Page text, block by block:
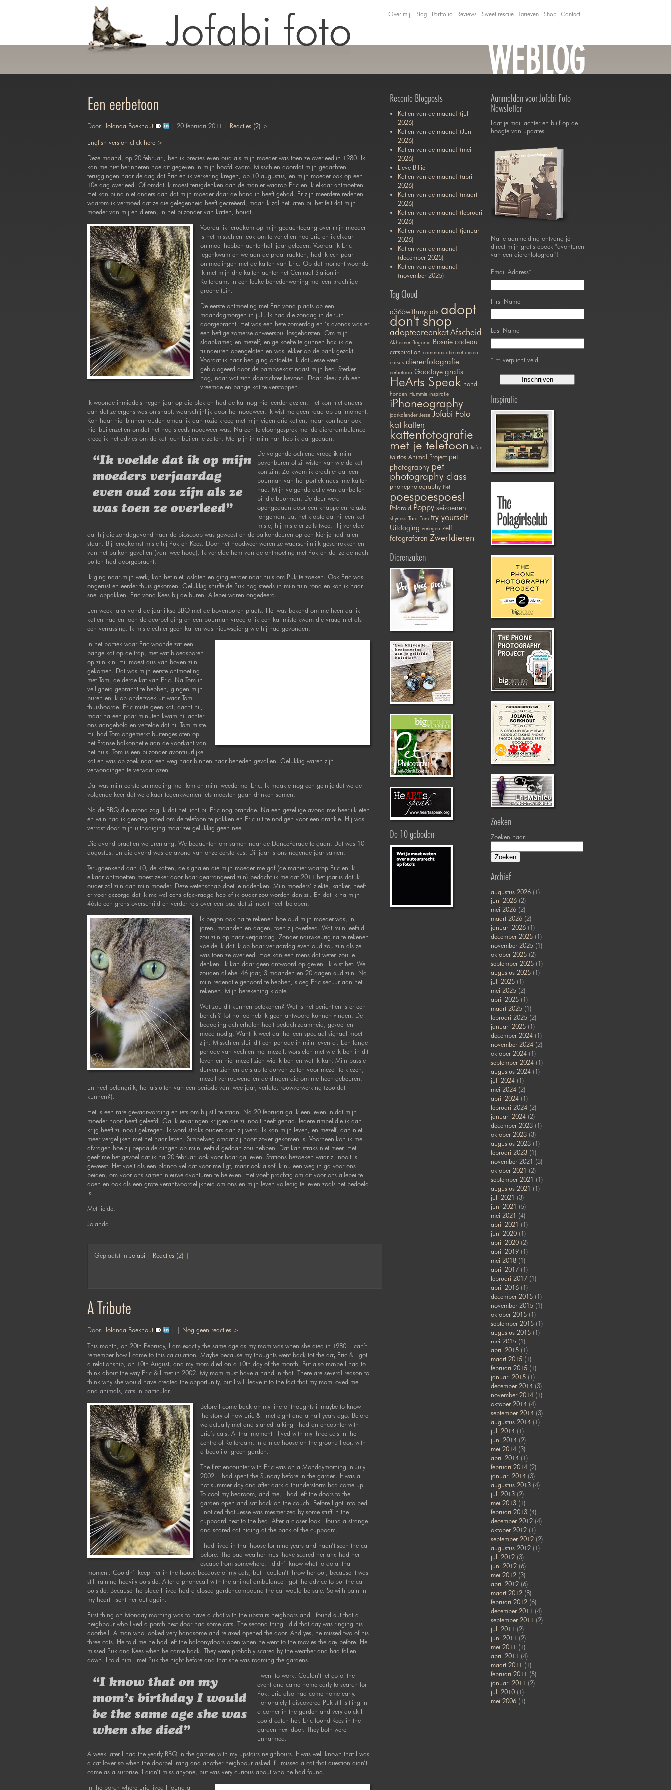
Over mij Blog Portfolio Reviews Sweet rescue Tarieven Shop Contact
WEBLOG
Een eerbetoon
Door: Jolanda Boekhout | 20 februari 2011 | Reacties (2) >
English version click here >
Deze maand, op 20 februari, ben ik precies even oud als mijn moeder was toen ze overleed in 1980. Ik
kan me niet herinneren hoe dit gegeven in mijn hoofd kwam. Misschien doordat mijn gedachten
teruggingen naar de dag dat Eric en ik verkering kregen, op 10 augustus, en mijn moeder ook op een
10e dag overleed. Of omdat ik moest terugdenken aan de manier waarop Eric en ik elkaar ontmoetten.
Het kan bijna niet anders dan dat mijn moeder daar de hand in heeft gehad. Er zijn meerdere redenen
waarom ik vermoed dat ze die gelegenheid heeft gecreëerd, maar ik zal het laten bij het feit dat mijn
moeder van mij en dieren, in het bijzonder van katten, houdt.
Voordat ik terugkom op mijn gedachtegang over mijn moeder
is het misschien leuk om te vertellen hoe Eric en ik elkaar
ontmoet hebben achtenhalf jaar geleden. Voordat ik Eric
tegenkwam en we aan de praat raakten, had ik een paar
ontmoetingen met de katten van Eric. Op dat moment woonde
ik met mijn drie katten achter het Centraal Station in
Rotterdam, in een leuke benedenwoning met een prachtige
groene tuin.
De eerste ontmoeting met Eric vond plaats op een
maandagmorgen in juli. Ik had die zondag in de tuin
doorgebracht. Het was een hete zomerdag en ’s avonds was er
een heftige zomerse onweersbui losgebarsten. Om mijn
slaapkamer, en mezelf, enige koelte te gunnen had ik de
tuindeuren opengelaten en was lekker op de bank gezakt.
Voordat ik naar bed ging ontdekte ik dat Jesse werd
gebiologeerd door de bamboekast naast mijn bed. Sterker
nog, naar wat zich daarachter bevond. Daar bleek zich een
vreemde en bange kat te verstoppen.
Ik woonde inmiddels negen jaar op die plek en had de kat nog niet eerder gezien. Het kon niet anders
dan dat ze ergens was ontsnapt, waarschijnlijk door het noodweer. Ik wist me geen raad op dat moment.
Kon haar niet binnenhouden omdat ik dan ruzie kreeg met mijn eigen drie katten, maar kon haar ook
niet buitenzetten omdat het nog steeds noodweer was. Na een telefoongesprek met de dierenambulance
kreeg ik het advies om de kat toch buiten te zetten. Met pijn in mijn hart heb ik dat gedaan.
“Ik voelde dat ik op mijn
moeders verjaardag
even oud zou zijn als ze
was toen ze overleed”
De volgende ochtend vroeg ik mijn
bovenburen of zij wisten van wie de kat
kon zijn. Zo kwam ik erachter dat een
buurman van het portiek naast me katten
had. Mijn volgende actie was aanbellen
bij die buurman. De deur werd
opengedaan door een knappe en relaxte
jongeman. Ja, het klopte dat hij een kat
miste, hij miste er zelfs twee. Hij vertelde
dat hij die zondagavond naar de bioscoop was geweest en de balkondeuren op een kiertje had laten
staan. Bij terugkomst miste hij Puk en Kees. Door het noodweer waren ze waarschijnlijk geschrokken en
van het balkon gevallen (van twee hoog). Ik vertelde hem van de ontmoeting met Puk en dat ze de nacht
buiten had doorgebracht.
Ik ging naar mijn werk, kon het niet loslaten en ging eerder naar huis om Puk te zoeken. Ook Eric was
ongerust en eerder thuis gekomen. Gelukkig snuffelde Puk nog steeds in mijn tuin rond en kon ik haar
snel oppakken. Eric vond Kees bij de buren. Allebei waren ongedeerd.
Een week later vond de jaarlijkse BBQ met de bovenburen plaats. Het was bekend om me heen dat ik
katten had en toen de deurbel ging en een buurman vroeg of ik een kat miste kwam die vraag niet als
een verrassing. Ik miste echter geen kat en was nieuwsgierig wie hij had gevonden.
In het portiek waar Eric woonde zat een
bange kat op de trap, met wat bloedsporen
op zijn kin. Hij moest dus van boven zijn
gekomen. Dat was mijn eerste ontmoeting
met Tom, de derde kat van Eric. Na Tom in
veiligheid gebracht te hebben, gingen mijn
buren en ik op onderzoek uit waar Tom
thuishoorde. Eric miste geen kat, dacht hij,
maar na een paar minuten kwam hij achter
ons aangehold en vertelde dat hij Tom miste.
Hij had Tom ongemerkt buitengesloten op
het Franse balkonnetje aan de voorkant van
het huis. Tom is een bijzonder avontuurlijke
kat en was op zoek naar een weg naar binnen naar beneden gevallen. Gelukkig waren zijn
verwondingen te verwaarlozen.
Dat was mijn eerste ontmoeting met Tom en mijn tweede met Eric. Ik maakte nog een geintje dat we de
volgende keer dat we elkaar tegenkwamen iets moesten gaan drinken samen.
Na de BBQ die avond zag ik dat het licht bij Eric nog brandde. Na een gezellige avond met heerlijk eten
en wijn had ik genoeg moed om de telefoon te pakken en Eric uit te nodigen voor een drankje. Hij was
verrast door mijn uitnodiging maar zei gelukkig geen nee.
Die avond praatten we urenlang. We bedachten om samen naar de DanceParade te gaan. Dat was 10
augustus. En die avond was de avond van onze eerste kus. Dit jaar is ons negende jaar samen.
Terugdenkend aan 10, de katten, de signalen die mijn moeder me gaf (de manier waarop Eric en ik
elkaar ontmoetten moest zeker door haar gearrangeerd zijn) bedacht ik me dat 2011 het jaar is dat ik
ouder zal zijn dan mijn moeder. Deze wetenschap doet je nadenken. Mijn moeders’ ziekte, kanker, heeft
er voor gezorgd dat ik me wel eens afgevraagd heb of ik ouder zou worden dan zij. En dat ik na mijn
46ste een grens overschrijd en verder reis over een pad dat zij nooit heeft belopen.
Ik begon ook na te rekenen hoe oud mijn moeder was, in
jaren, maanden en dagen, toen zij overleed. Wat mijn leeftijd
zou zijn op haar verjaardag. Zonder nauwkeurig na te rekenen
voelde ik dat ik op haar verjaardag even oud zou zijn als ze
was toen ze overleed. Hoe kan een mens dat weten zou je
denken. Ik kan daar geen antwoord op geven. Ik wist het. We
zouden allebei 46 jaar, 3 maanden en 20 dagen oud zijn. Na
mijn redenatie gehoord te hebben, sloeg Eric secuur aan het
rekenen. Mijn berekening klopte.
Wat zou dit kunnen betekenen? Wat is het bericht en is er een
bericht? Tot nu toe heb ik geen antwoord kunnen vinden. De
bedoeling achterhalen heeft bedachtzaamheid, gevoel en
moed nodig. Want ik weet dat het een speciaal signaal moet
zijn. Misschien sluit dit een periode in mijn leven af. Een lange
periode van vechten met mezelf, worstelen met wie ik ben in dit
leven en niet mezelf zien wie ik ben en wat ik kan. Mijn passie
durven zien en de stap te durven zetten voor mezelf te kiezen,
mezelf vertrouwend en de dingen die om me heen gebeuren.
En heel belangrijk, het afsluiten van een periode van twee jaar, verlate, rouwverwerking (zou dat
kunnen?).
Het is een rare gewaarwording en iets om bij stil te staan. Na 20 februari ga ik een leven in dat mijn
moeder nooit heeft geleefd. Ga ik ervaringen krijgen die zij nooit heeft gehad. Iedere rimpel die ik dan
krijg heeft zij nooit gekregen. Ik word straks ouders dan zij werd. Ik kan mijn leven, en mezelf, dan niet
meer vergelijken met het haar leven. Simpelweg omdat zij nooit zover gekomen is. Voorheen kon ik me
afvragen hoe zij bepaalde dingen op mijn leeftijd gedaan zou hebben. Dat kan straks niet meer. Het
geeft me het gevoel dat ik na 20 februari ook voor haar ga leven. Stations bezoeken waar zij nooit is
geweest. Het voelt als een blanco vel dat voor me ligt, maar ook alsof ik nu een weg in ga voor ons
beiden, om voor ons samen nieuwe avonturen te beleven. Het voelt prachtig om dit voor ons allebei te
doen en ook als een grote verantwoordelijkheid om ons en mijn leven volledig te leven zoals het bedoeld
is.
Met liefde.
Jolanda
Geplaatst in Jofabi | Reacties (2) |
A Tribute
Door: Jolanda Boekhout | | Nog geen reacties >
This month, on 20th Februay, I am exactly the same age as my mom was when she died in 1980. I can’t
remember how I came to this calculation. Maybe because my thoughts went back tot the day Eric & I got
a relationship, on 10th August, and my mom died on a 10th day of the month. But also maybe I had to
think about the way Eric & I met in 2002. My mom must have a hand in that. There are several reason to
think why she would have created the opportunity, but I will leave it to the fact that my mom loved me
and animals, cats in particular.
Before I come back on my line of thoughts it maybe to know
the story of how Eric & I met eight and a half years ago. Before
we actually met and started talking I had an encounter with
Eric’s cats. At that moment I lived with my three cats in the
centre of Rotterdam, in a nice house on the ground floor, with
a beautiful green garden.
The first encounter with Eric was on a Mondaymorning in July
2002. I had spent the Sunday before in the garden. It was a
hot summer day and after dark a thunderstorm had come up.
To cool my bedroom, and me, I had left the doors to the
garden open and sat back on the couch. Before I got into bed
I noticed that Jesse was mesmerized by some stuff in the
cupboard next to the bed. After a closer look I found a strange
and scared cat hiding at the back of the cupboard.
I had lived in that house for nine years and hadn’t seen the cat
before. The bad weather must have scared her and had her
escape from somewhere. I didn’t know what to do at that
moment. Couldn’t keep her in the house because of my cats, but I couldn’t throw her out, because it was
still raining heavily outside. After a phonecall with the animal ambulance I got the advice to put the cat
outside. Because the place I lived had a closed gardencompound the cat would be safe. So with pain in
my heart I sent her out again.
First thing on Monday morning was to have a chat with the upstairs neighbors and I found out that a
neighbour who lived a porch next door had some cats. The second thing I did that day was ringing his
doorbell. A man who looked very handsome and relaxed opened the door. And yes, he missed two of his
three cats. He told me he had left the balconydoors open when he went to the movies the day before. He
missed Puk and Kees when he came back. They were probably scared by the weather and had fallen
down. I told him I met Puk the night before and that she was roaming the gardens.
“I know that on my
mom’s birthday I would
be the same age she was
when she died”
I went to work. Couldn’t let go of the
event and came home early to search for
Puk. Eric also had come home early.
Fortunately I discovered Puk still sitting in
a corner in the garden and very quick I
could catch her. Eric found Kees in the
garden next door. They both were
unharmed.
A week later I had the yearly BBQ in the garden with my upstairs neighbours. It was well known that I was
a cat lover so when the doorbell rang and another neighbour asked if I missed a cat that question didn’t
came as a surprise. I didn’t miss anyone, but was very curious about who he had found.
In the porch where Eric lived I found a
Recente Blogposts
Katten van de maand! (juli
2026)
Katten van de maand! (Juni
2026)
Katten van de maand! (mei
2026)
Lieve Billie
Katten van de maand! (april
2026)
Katten van de maand! (maart
2026)
Katten van de maand! (februari
2026)
Katten van de maand! (januari
2026)
Katten van de maand!
(december 2025)
Katten van de maand!
(november 2025)
Tag Cloud
a365withmycats adopt
don't shop
adopteereenkat Afscheid
Alzheimer Begonia Bosnie cadeau
catspiration communicatie met dieren
cursus dierenfotografie
eerbetoon Goodbye gratis
HeArts Speak hond
honden Hummie inspiratie
iPhoneography
jaarkalender Jesse Jofabi Foto
kat katten
kattenfotografie
met je telefoon liefde
Mirtos Animal Project pet
photography pet
photography class
phonephotography Piet
poespoespoes!
Polaroid Poppy seizoenen
shyness Tara Tom try yourself
Uitdaging verlegen zelf
fotograferen Zwerfdieren
Dierenzaken
De 10 geboden
Aanmelden voor Jofabi Foto
Newsletter
Laat je mail achter en blijf op de
hoogte van updates.
Na je aanmelding ontvang je
direct mijn gratis eboek "avonturen
van een dierenfotograaf"!
Email Address*
First Name
Last Name
* = verplicht veld
Inspiratie
Zoeken
Zoeken naar:
Archief
augustus 2026(1)
juni 2026(2)
mei 2026(2)
maart 2026(2)
januari 2026(1)
december 2025(1)
november 2025(1)
oktober 2025(2)
september 2025(1)
augustus 2025(1)
juli 2025(1)
mei 2025(2)
april 2025(1)
maart 2025(1)
februari 2025(2)
januari 2025(1)
december 2024(1)
november 2024(2)
oktober 2024(1)
september 2024(1)
augustus 2024(1)
juli 2024(1)
mei 2024(2)
april 2024(1)
februari 2024(2)
januari 2024(2)
december 2023(1)
oktober 2023(3)
augustus 2023(1)
februari 2023(1)
november 2021 (3)
oktober 2021 (2)
september 2021 (1)
augustus 2021 (1)
juli 2021 (3)
juni 2021 (5)
mei 2021 (4)
april 2021 (1)
juni 2020(1)
april 2020(2)
april 2019(1)
mei 2018(1)
april 2017(1)
februari 2017(1)
april 2016(1)
december 2015(1)
november 2015(1)
oktober 2015(1)
september 2015(1)
augustus 2015(1)
mei 2015(1)
april 2015(1)
maart 2015(1)
februari 2015(1)
januari 2015(1)
december 2014(3)
november 2014(1)
oktober 2014(4)
september 2014(3)
augustus 2014(1)
juli 2014(1)
juni 2014(2)
mei 2014(3)
april 2014(1)
februari 2014(2)
januari 2014(3)
augustus 2013(4)
juli 2013(2)
mei 2013(1)
februari 2013(4)
december 2012(4)
oktober 2012(1)
september 2012(2)
augustus 2012(1)
juli 2012(3)
juni 2012(6)
mei 2012(3)
april 2012(6)
maart 2012(8)
februari 2012(6)
december 2011 (4)
september 2011 (2)
juli 2011 (2)
juni 2011 (2)
mei 2011 (1)
april 2011 (4)
maart 2011 (1)
februari 2011 (5)
januari 2011 (2)
juli 2010(1)
mei 2006(1)